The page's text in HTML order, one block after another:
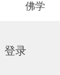
佛学
登录